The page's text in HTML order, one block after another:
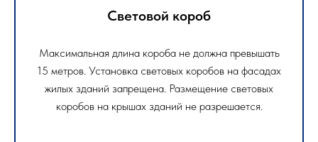
Световой короб
Максимальная длина короба не должна превышать
15 метров. Установка световых коробов на фасадах
жилых зданий запрещена. Размещение световых
коробов на крышах зданий не разрешается.